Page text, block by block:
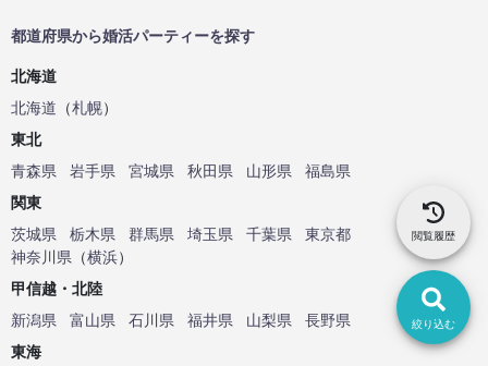
絞り込む
閲覧履歴
都道府県から婚活パーティーを探す
北海道
北海道 （札幌）
東北
青森県
岩手県 宮城県 秋田県 山形県
福島県
関東
茨城県
栃木県 群馬県 埼玉県 千葉県
東京都
神奈川県 （横浜）
甲信越・北陸
新潟県
富山県 石川県 福井県 山梨県
長野県
東海